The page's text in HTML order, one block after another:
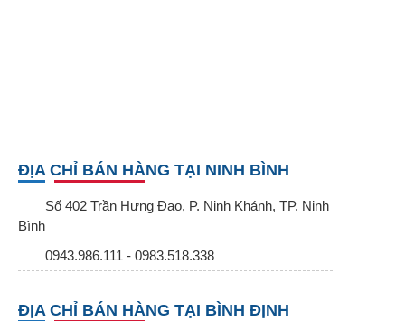
ĐỊA CHỈ BÁN HÀNG TẠI NINH BÌNH
Số 402 Trần Hưng Đạo, P. Ninh Khánh, TP. Ninh
Bình
0943.986.111 - 0983.518.338
ĐỊA CHỈ BÁN HÀNG TẠI BÌNH ĐỊNH